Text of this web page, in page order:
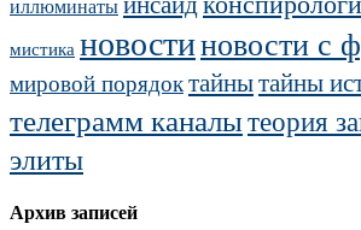
иллюминаты
мистика новостиновости с
мировой порядоктайнытайны
телеграмм каналытеория
элиты
Архив записей